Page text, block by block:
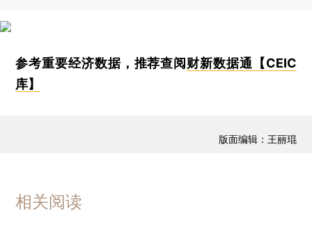
参考重要经济数据，推荐查阅 财新数据通【CEIC
库】
版面编辑：王丽琨
相关阅读